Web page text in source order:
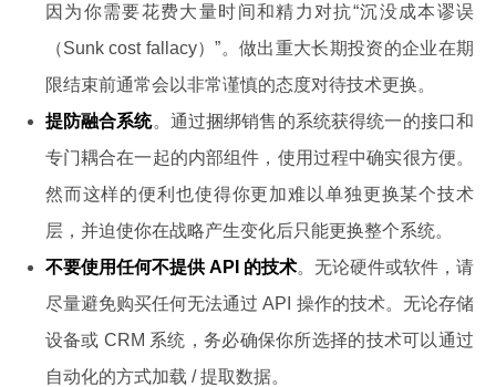
因为你需要花费大量时间和精力对抗“沉没成本谬误
（Sunk cost fallacy）”。做出重大长期投资的企业在期
限结束前通常会以非常谨慎的态度对待技术更换。
提防融合系统。通过捆绑销售的系统获得统一的接口和
专门耦合在一起的内部组件，使用过程中确实很方便。
然而这样的便利也使得你更加难以单独更换某个技术
层，并迫使你在战略产生变化后只能更换整个系统。
不要使用任何不提供 API 的技术。无论硬件或软件，请
尽量避免购买任何无法通过 API 操作的技术。无论存储
设备或 CRM 系统，务必确保你所选择的技术可以通过
自动化的方式加载 / 提取数据。